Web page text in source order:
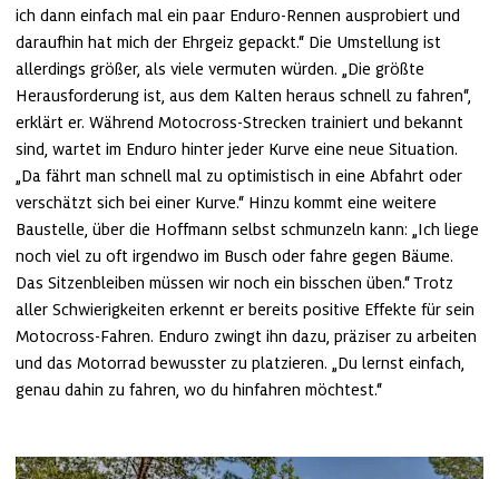
ich dann einfach mal ein paar Enduro-Rennen ausprobiert und
daraufhin hat mich der Ehrgeiz gepackt.“ Die Umstellung ist
allerdings größer, als viele vermuten würden. „Die größte
Herausforderung ist, aus dem Kalten heraus schnell zu fahren“,
erklärt er. Während Motocross-Strecken trainiert und bekannt
sind, wartet im Enduro hinter jeder Kurve eine neue Situation.
„Da fährt man schnell mal zu optimistisch in eine Abfahrt oder
verschätzt sich bei einer Kurve.“ Hinzu kommt eine weitere
Baustelle, über die Hoffmann selbst schmunzeln kann: „Ich liege
noch viel zu oft irgendwo im Busch oder fahre gegen Bäume.
Das Sitzenbleiben müssen wir noch ein bisschen üben.“ Trotz
aller Schwierigkeiten erkennt er bereits positive Effekte für sein
Motocross-Fahren. Enduro zwingt ihn dazu, präziser zu arbeiten
und das Motorrad bewusster zu platzieren. „Du lernst einfach,
genau dahin zu fahren, wo du hinfahren möchtest.“